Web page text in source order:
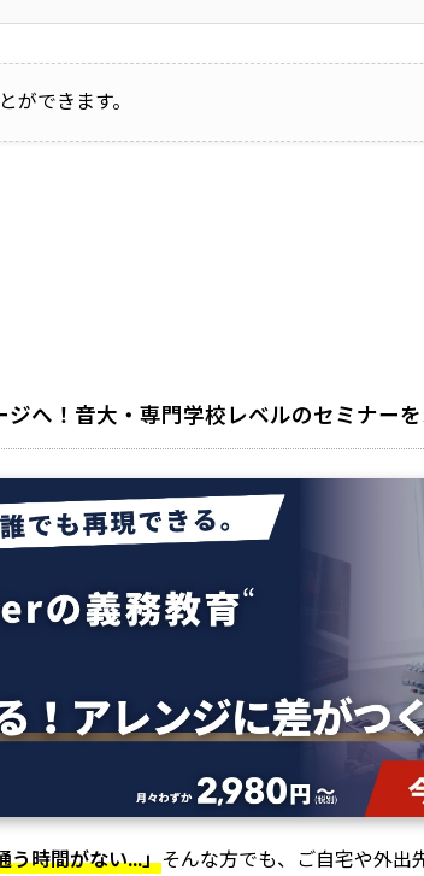
できます。
へ！音大・専門学校レベルのセミナー
う時間がない...」そんな方でも、ご自宅や外出